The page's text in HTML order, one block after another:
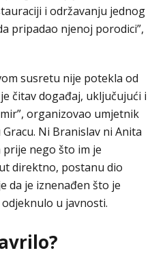
i održavanju jednog
pripadao njenoj porodici”,
susretu nije potekla od
čitav događaj, uključujući i
organizovao umjetnik
Ni Branislav ni Anita
nego što im je
direktno, postanu dio
da je iznenađen što je
u javnosti.